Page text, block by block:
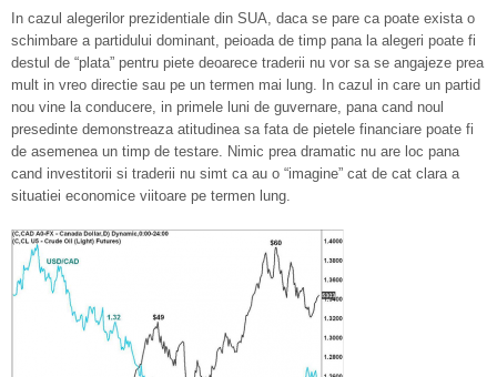
In cazul alegerilor prezidentiale din SUA, daca se pare ca poate exista o
schimbare a partidului dominant, peioada de timp pana la alegeri poate fi
destul de “plata” pentru piete deoarece traderii nu vor sa se angajeze prea
mult in vreo directie sau pe un termen mai lung. In cazul in care un partid
nou vine la conducere, in primele luni de guvernare, pana cand noul
presedinte demonstreaza atitudinea sa fata de pietele financiare poate fi
de asemenea un timp de testare. Nimic prea dramatic nu are loc pana
cand investitorii si traderii nu simt ca au o “imagine” cat de cat clara a
situatiei economice viitoare pe termen lung.